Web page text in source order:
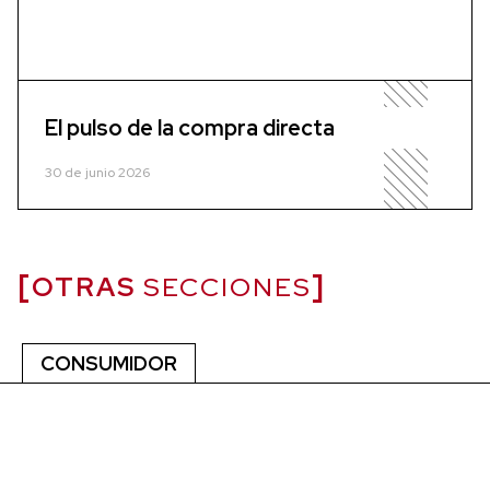
El pulso de la compra directa
30 de junio 2026
OTRAS SECCIONES
CONSUMIDOR